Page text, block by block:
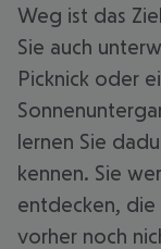
Weg ist das
Sie auch
Picknick oder
lernen Sie
kennen. Sie
entdecken, die
vorher noch